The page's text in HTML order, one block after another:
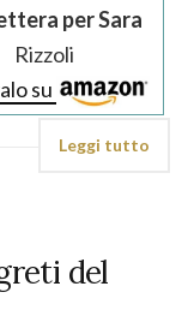
per Sara
Rizzoli
su
Leggi tutto
del